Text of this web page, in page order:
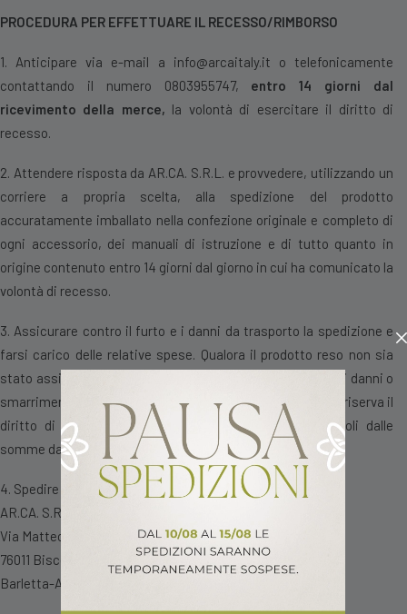
PROCEDURA PER EFFETTUARE IL RECESSO/RIMBORSO
1. Anticipare via e-mail a info@arcaitaly.it o telefonicamente
contattando il numero 0803955747, entro 14 giorni dal
ricevimento della merce, la volontà di esercitare il diritto di
recesso.
2. Attendere risposta da AR.CA. S.R.L. e provvedere, utilizzando un
corriere a propria scelta, alla spedizione del prodotto
accuratamente imballato nella confezione originale e completo di
ogni accessorio, dei manuali di istruzione e di tutto quanto in
origine contenuto entro 14 giorni dal giorno in cui ha comunicato la
volontà di recesso.
3. Assicurare contro il furto e i danni da trasporto la spedizione e
farsi carico delle relative spese. Qualora il prodotto reso non sia
stato assicurato per il valore indicato in fattura, in caso di danni o
smarrimenti avvenuti durante il trasporto, AR.CA. S.R.L. si riserva il
diritto di addebitare eventuali danni subiti trattenendoli dalle
somme da rimborsare.
4. Spedire il prodotto all’indirizzo:
AR.CA. S.R.L.
Via Matteo Renato Imbriani 514
76011 Bisceglie
Barletta-Andria-Trani – Italia